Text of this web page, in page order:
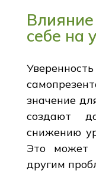
себе на
значение
создают
снижению
Это может
другим